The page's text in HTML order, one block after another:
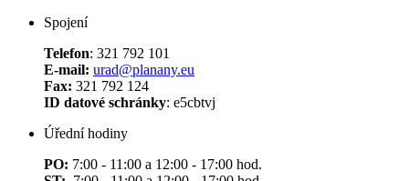
Spojení
Telefon: 321 792 101
E-mail: urad@planany.eu
Fax: 321 792 124
ID datové schránky: e5cbtvj
Úřední hodiny
PO: 7:00 - 11:00 a 12:00 - 17:00 hod.